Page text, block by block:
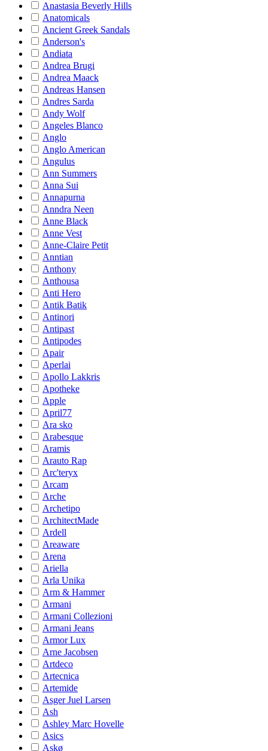
Anastasia Beverly Hills
Anatomicals
Ancient Greek Sandals
Anderson's
Andiata
Andrea Brugi
Andrea Maack
Andreas Hansen
Andres Sarda
Andy Wolf
Angeles Blanco
Anglo
Anglo American
Angulus
Ann Summers
Anna Sui
Annapurna
Anndra Neen
Anne Black
Anne Vest
Anne-Claire Petit
Anntian
Anthony
Anthousa
Anti Hero
Antik Batik
Antinori
Antipast
Antipodes
Apair
Aperlai
Apollo Lakkris
Apotheke
Apple
April77
Ara sko
Arabesque
Aramis
Arauto Rap
Arc'teryx
Arcam
Arche
Archetipo
ArchitectMade
Ardell
Areaware
Arena
Ariella
Arla Unika
Arm & Hammer
Armani
Armani Collezioni
Armani Jeans
Armor Lux
Arne Jacobsen
Artdeco
Artecnica
Artemide
Asger Juel Larsen
Ash
Ashley Marc Hovelle
Asics
Askø